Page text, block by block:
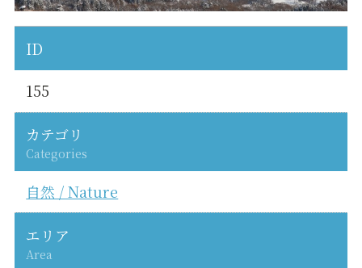
ID
155
カテゴリ
Categories
自然 / Nature
エリア
Area